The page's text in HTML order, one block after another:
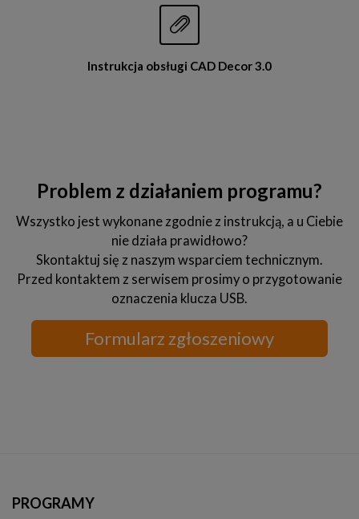


Instrukcja obsługi CAD Decor 3.0
Problem z działaniem programu?
Wszystko jest wykonane zgodnie z instrukcją, a u Ciebie
nie działa prawidłowo?
Skontaktuj się z naszym wsparciem technicznym.
Przed kontaktem z serwisem prosimy o przygotowanie
oznaczenia klucza USB.
Formularz zgłoszeniowy
PROGRAMY